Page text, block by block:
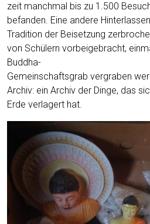
zeit manch­mal bis zu 1.500
befan­den. Eine ande­re
Tra­di­ti­on der Bei­set­zung
von Schü­lern vor­bei­ge­bracht,
Bud­dha-
Gemein­schafts­grab ver­gra­ben
Archiv: ein Archiv der Din­ge, das
Erde ver­la­gert hat.